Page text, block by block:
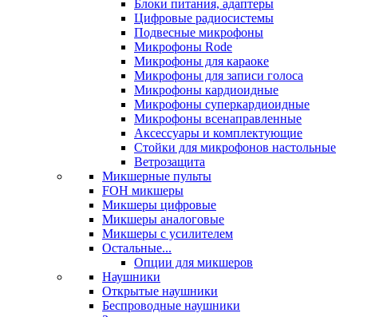
Блоки питания, адаптеры
Цифровые радиосистемы
Подвесные микрофоны
Микрофоны Rode
Микрофоны для караоке
Микрофоны для записи голоса
Микрофоны кардиоидные
Микрофоны суперкардиоидные
Микрофоны всенаправленные
Аксессуары и комплектующие
Стойки для микрофонов настольные
Ветрозащита
Микшерные пульты
FOH микшеры
Микшеры цифровые
Микшеры аналоговые
Микшеры с усилителем
Остальные...
Опции для микшеров
Наушники
Открытые наушники
Беспроводные наушники